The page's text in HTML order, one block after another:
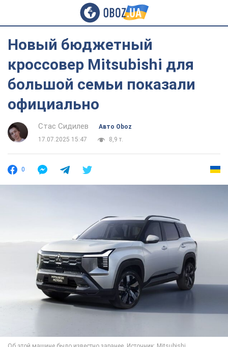
Новый бюджетный
кроссовер Mitsubishi для
большой семьи показали
официально
Стас Сидилев
Авто Oboz
17.07.2025 15:47
8,9 т.
0